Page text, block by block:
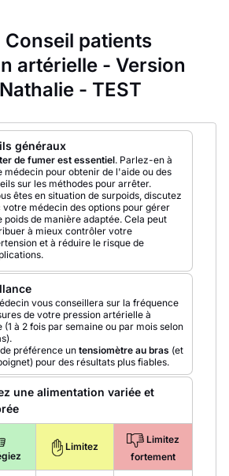
Conseil patients
artérielle - Version
- TEST
généraux
de fumer est essentiel. Parlez-en à
médecin pour obtenir de l'aide ou des
sur les méthodes pour arrêter.
êtes en situation de surpoids, discutez
votre médecin des options pour gérer
poids de manière adaptée. Cela peut
à mieux contrôler votre
et à réduire le risque de
vous conseillera sur la fréquence
de votre pression artérielle à
(1 à 2 fois par semaine ou par mois selon
préférence un tensiomètre au bras (et
pour des résultats plus fiables.
une alimentation variée et
Limitez
Limitez
fortement